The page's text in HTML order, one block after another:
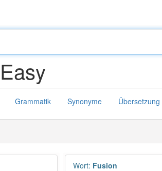
Easy
Grammatik Synonyme Übersetzung
Wort: Fusion